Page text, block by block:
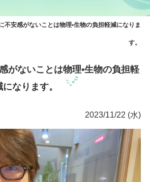
不安感がないことは物理•生物の負担軽減になりま
す。
がないことは物理•生物の負担軽
になります。
2023/11/22 (水)